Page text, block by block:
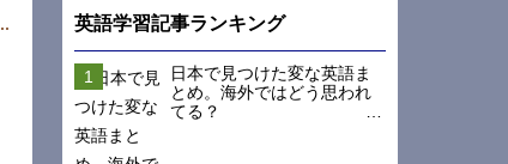
英語学習記事ランキング
日本で見つけた変な英語ま
とめ。海外ではどう思われ
てる？